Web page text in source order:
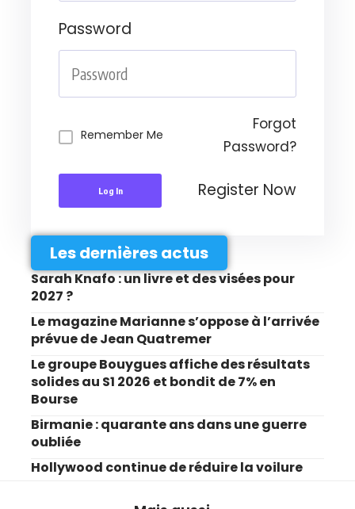
Password
Remember Me
Forgot
Password?
Log In Register Now
Les dernières actus
Sarah Knafo : un livre et des visées pour
2027 ?
Le magazine Marianne s’oppose à l’arrivée
prévue de Jean Quatremer
Le groupe Bouygues affiche des résultats
solides au S1 2026 et bondit de 7% en
Bourse
Birmanie : quarante ans dans une guerre
oubliée
Hollywood continue de réduire la voilure